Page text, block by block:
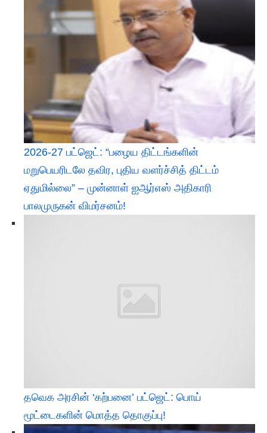
2026-27 பட்ஜெட்: “பழைய திட்டங்களின்
மறுபெயரிடலே தவிர, புதிய வளர்ச்சித் திட்டம்
ஏதுமில்லை” – முன்னாள் ஐஆர்எஸ் அதிகாரி
பாலமுருகன் விமர்சனம்!
தவெக அரசின் ‘கற்பனை’ பட்ஜெட்: பொய்
மூட்டைகளின் மொத்த தொகுப்பு!